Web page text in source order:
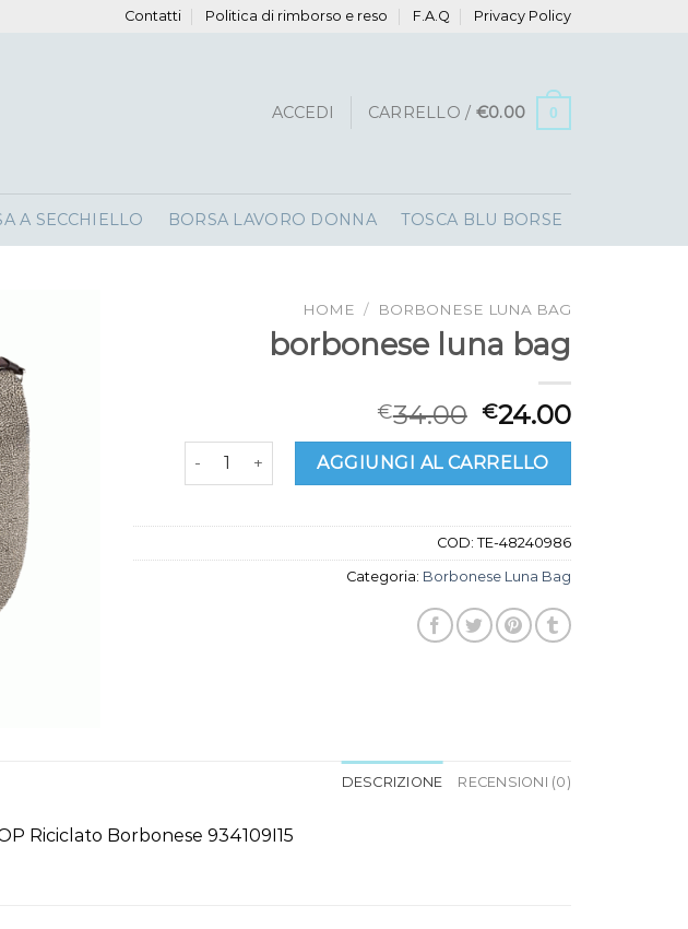
Contatti Politica di rimborso e reso F.A.Q Privacy Policy
ACCEDI CARRELLO / €0.00 0
A SECCHIELLO BORSA LAVORO DONNA TOSCA BLU BORSE
HOME / BORBONESE LUNA BAG
borbonese luna bag
€34.00 €24.00
borbonese luna bag quantitàAGGIUNGI AL CARRELLO
COD: TE-48240986
Categoria: Borbonese Luna Bag
DESCRIZIONE RECENSIONI (0)
Riciclato Borbonese 934109I15